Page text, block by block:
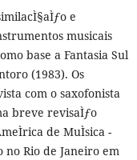
e
musicais
base a Fantasia Sul
(1983). Os
com o saxofonista
breve revisaÌƒo
de MuÌsica -
no Rio de Janeiro em